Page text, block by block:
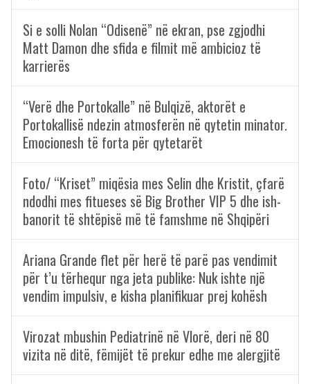
Si e solli Nolan “Odisenë” në ekran, pse zgjodhi
Matt Damon dhe sfida e filmit më ambicioz të
karrierës
“Verë dhe Portokalle” në Bulqizë, aktorët e
Portokallisë ndezin atmosferën në qytetin minator.
Emocionesh të forta për qytetarët
Foto/ “Kriset” miqësia mes Selin dhe Kristit, çfarë
ndodhi mes fitueses së Big Brother VIP 5 dhe ish-
banorit të shtëpisë më të famshme në Shqipëri
Ariana Grande flet për herë të parë pas vendimit
për t’u tërhequr nga jeta publike: Nuk ishte një
vendim impulsiv, e kisha planifikuar prej kohësh
Virozat mbushin Pediatrinë në Vlorë, deri në 80
vizita në ditë, fëmijët të prekur edhe me alergjitë